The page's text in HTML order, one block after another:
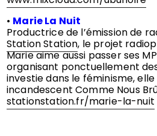
• Marie La Nuit
Productrice de l’émission de
Station Station, le projet
Marie aime aussi passer ses
organisant ponctuellement
investie dans le féminisme,
incandescent Comme Nous
stationstation.fr/marie-la-nuit